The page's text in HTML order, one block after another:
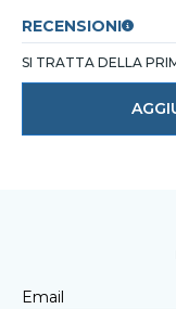
RECENSIONI
SI TRATTA DELLA
Email